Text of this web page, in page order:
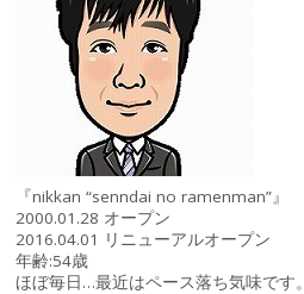
『nikkan “senndai no ramenman”』
2000.01.28 オープン
2016.04.01 リニューアルオープン
年齢:54歳
ほぼ毎日…最近はペース落ち気味です。